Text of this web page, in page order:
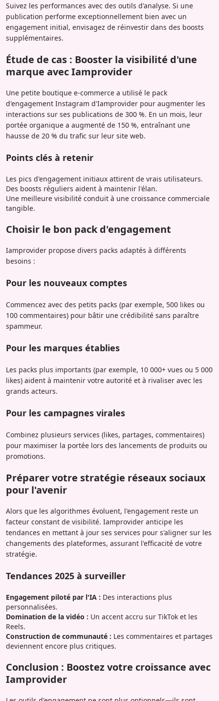
Suivez les performances avec des outils d'analyse. Si une
publication performe exceptionnellement bien avec un
engagement initial, envisagez de réinvestir dans des boosts
supplémentaires.
Étude de cas : Booster la visibilité d'une
marque avec Iamprovider
Une petite boutique e-commerce a utilisé le pack
d'engagement Instagram d'Iamprovider pour augmenter les
interactions sur ses publications de 300 %. En un mois, leur
portée organique a augmenté de 150 %, entraînant une
hausse de 20 % du trafic sur leur site web.
Points clés à retenir
Les pics d'engagement initiaux attirent de vrais utilisateurs.
Des boosts réguliers aident à maintenir l'élan.
Une meilleure visibilité conduit à une croissance commerciale
tangible.
Choisir le bon pack d'engagement
Iamprovider propose divers packs adaptés à différents
besoins :
Pour les nouveaux comptes
Commencez avec des petits packs (par exemple, 500 likes ou
100 commentaires) pour bâtir une crédibilité sans paraître
spammeur.
Pour les marques établies
Les packs plus importants (par exemple, 10 000+ vues ou 5 000
likes) aident à maintenir votre autorité et à rivaliser avec les
grands acteurs.
Pour les campagnes virales
Combinez plusieurs services (likes, partages, commentaires)
pour maximiser la portée lors des lancements de produits ou
promotions.
Préparer votre stratégie réseaux sociaux
pour l'avenir
Alors que les algorithmes évoluent, l'engagement reste un
facteur constant de visibilité. Iamprovider anticipe les
tendances en mettant à jour ses services pour s'aligner sur les
changements des plateformes, assurant l'efficacité de votre
stratégie.
Tendances 2025 à surveiller
Engagement piloté par l'IA : Des interactions plus
personnalisées.
Domination de la vidéo : Un accent accru sur TikTok et les
Reels.
Construction de communauté : Les commentaires et partages
deviennent encore plus critiques.
Conclusion : Boostez votre croissance avec
Iamprovider